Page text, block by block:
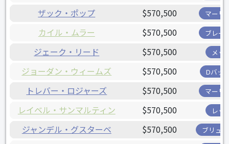
ザック・ポップ $570,500 マーリ
カイル・ムラー $570,500 ブレー
ジェーク・リード $570,500 メッ
ジョーダン・ウィームズ $570,500 Dバッ
トレバー・ロジャーズ $570,500 マーリ
レイベル・サンマルティン $570,500 レッ
ジャンデル・グスターベ $570,500 ブリュ